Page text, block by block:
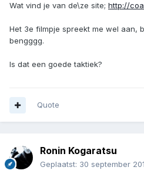
Wat vind je van de\ze site; http://
Het 3e filmpje spreekt me wel aan,
bengggg.
Is dat een goede taktiek?
Quote
Ronin Kogaratsu
Geplaatst: 30 september